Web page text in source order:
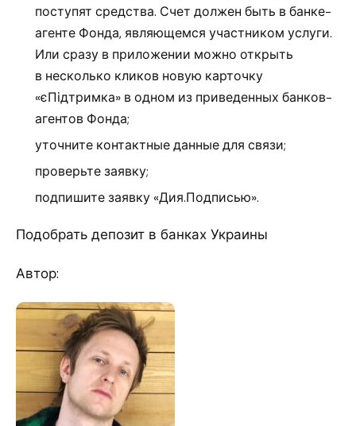
поступят средства. Счет должен быть в банке-
агенте Фонда, являющемся участником услуги.
Или сразу в приложении можно открыть
в несколько кликов новую карточку
«єПідтримка» в одном из приведенных банков-
агентов Фонда;
уточните контактные данные для связи;
проверьте заявку;
подпишите заявку «Дия.Подписью».
Подобрать депозит в банках Украины
Автор: